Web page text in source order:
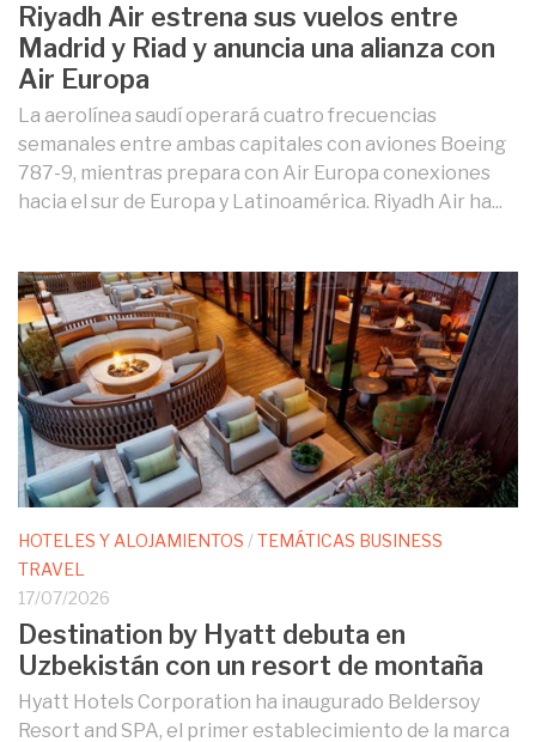
Riyadh Air estrena sus vuelos entre
Madrid y Riad y anuncia una alianza con
Air Europa
La aerolínea saudí operará cuatro frecuencias
semanales entre ambas capitales con aviones Boeing
787-9, mientras prepara con Air Europa conexiones
hacia el sur de Europa y Latinoamérica. Riyadh Air ha...
HOTELES Y ALOJAMIENTOS /TEMÁTICAS BUSINESS
TRAVEL
17/07/2026
Destination by Hyatt debuta en
Uzbekistán con un resort de montaña
Hyatt Hotels Corporation ha inaugurado Beldersoy
Resort and SPA, el primer establecimiento de la marca